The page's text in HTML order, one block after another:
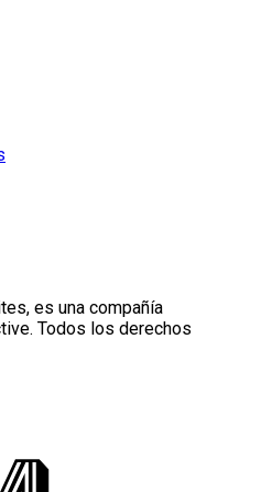
es una compañía
Todos los derechos